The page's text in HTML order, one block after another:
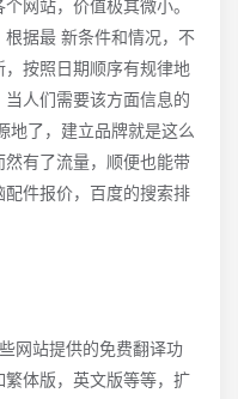
网站，价值极其微小。
据最 新条件和情况，不
按照日期顺序有规律地
人们需要该方面信息的
地了，建立品牌就是这么
有了流量，顺便也能带
件报价，百度的搜索排
网站提供的免费翻译功
体版，英文版等等，扩